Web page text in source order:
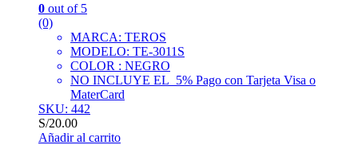
0 out of 5
(0)
MARCA: TEROS
MODELO: TE-3011S
COLOR : NEGRO
NO INCLUYE EL 5% Pago con Tarjeta Visa o
MaterCard
SKU: 442
S/20.00
Añadir al carrito